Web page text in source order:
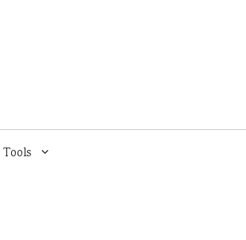
Tools